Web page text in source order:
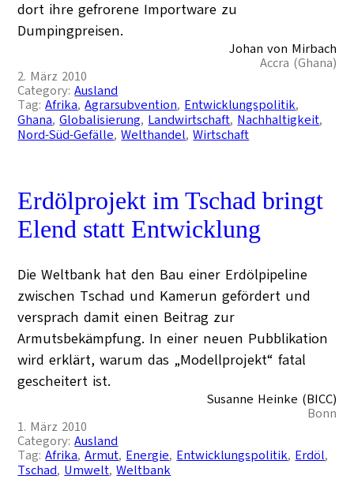
dort ihre gefrorene Importware zu
Dumpingpreisen.
Johan von Mirbach
Accra (Ghana)
2. März 2010
Category:Ausland
Tag:Afrika, Agrarsubvention, Entwicklungspolitik
Ghana, Globalisierung, Landwirtschaft, Nachhaltigkeit
Nord-Süd-Gefälle, Welthandel, Wirtschaft
Erdölprojekt im Tschad bringt
Elend statt Entwicklung
Die Weltbank hat den Bau einer Erdölpipeline
zwischen Tschad und Kamerun gefördert und
versprach damit einen Beitrag zur
Armutsbekämpfung. In einer neuen Pubblikation
wird erklärt, warum das „Modellprojekt“ fatal
gescheitert ist.
Susanne Heinke (BICC)
Bonn
1. März 2010
Category:Ausland
Tag:Afrika, Armut, Energie, Entwicklungspolitik, Erdöl
Tschad, Umwelt, Weltbank